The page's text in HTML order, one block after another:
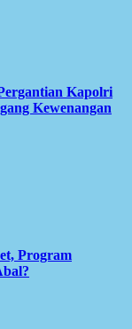
Kapolri
Kewenangan
Program